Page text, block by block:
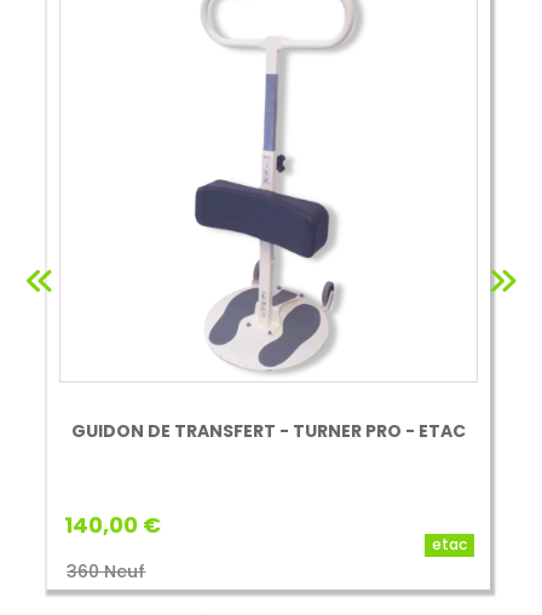
GUIDON DE TRANSFERT - TURNER PRO - ETAC
140,00 €
360 Neuf
etac